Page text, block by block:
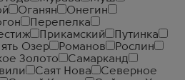
Оганян
Онегин
Перепелка
Прикамский
Путинка
Пять Озер Романов
Рослин
Золото
Самарканд
Саят Нова
Северное